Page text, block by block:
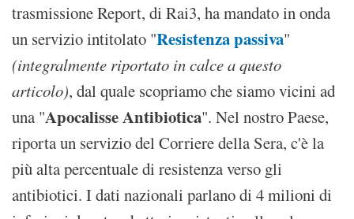
trasmissione Report, di Rai3, ha mandato in onda
un servizio intitolato "Resistenza passiva"
(integralmente riportato in calce a questo
articolo), dal quale scopriamo che siamo vicini ad
una "Apocalisse Antibiotica". Nel nostro Paese,
riporta un servizio del Corriere della Sera, c'è la
più alta percentuale di resistenza verso gli
antibiotici. I dati nazionali parlano di 4 milioni di